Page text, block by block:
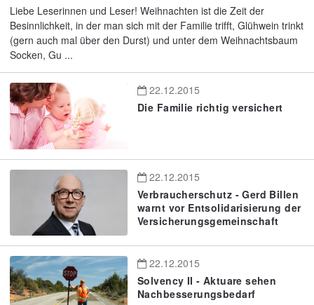
Liebe Leserinnen und Leser! Weihnachten ist die Zeit der
Besinnlichkeit, in der man sich mit der Familie trifft, Glühwein trinkt
(gern auch mal über den Durst) und unter dem Weihnachtsbaum
Socken, Gu ...
22.12.2015
Die Familie richtig versichert
22.12.2015
Verbraucherschutz - Gerd Billen
warnt vor Entsolidarisierung der
Versicherungsgemeinschaft
22.12.2015
Solvency II - Aktuare sehen
Nachbesserungsbedarf